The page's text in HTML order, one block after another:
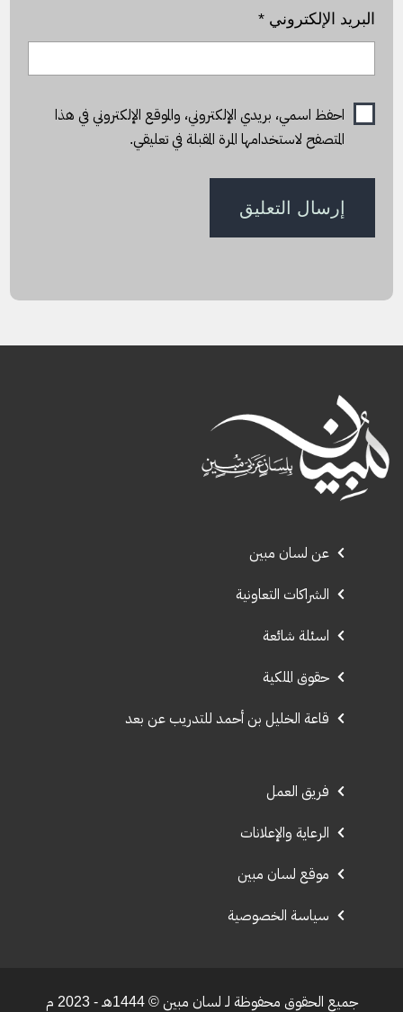
البريد الإلكتروني*
احفظ اسمي، بريدي الإلكتروني، والموقع الإلكتروني في هذا
المتصفح لاستخدامها المرة المقبلة في تعليقي.
عن لسان مبين
الشراكات التعاونية
اسئلة شائعة
حقوق الملكية
قاعة الخليل بن أحمد للتدريب عن بعد
فريق العمل
الرعاية والإعلانات
موقع لسان مبين
سياسة الخصوصية
جميع الحقوق محفوظة لـ لسان مبين © 1444هـ - 2023 م